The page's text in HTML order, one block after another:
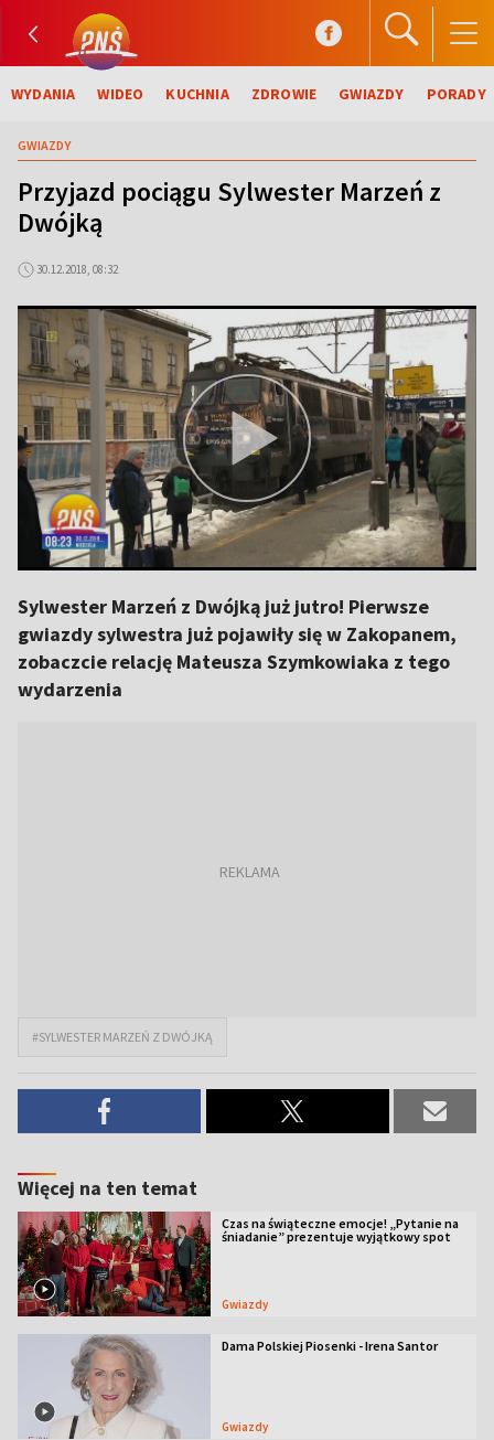
WYDANIA WIDEO KUCHNIA ZDROWIE GWIAZDY PORADY
GWIAZDY
Przyjazd pociągu Sylwester Marzeń z
Dwójką
30.12.2018, 08:32
Sylwester Marzeń z Dwójką już jutro! Pierwsze
gwiazdy sylwestra już pojawiły się w Zakopanem,
zobaczcie relację Mateusza Szymkowiaka z tego
wydarzenia
#SYLWESTER MARZEŃ Z DWÓJKĄ
Więcej na ten temat
Czas na świąteczne emocje! „Pytanie na
śniadanie” prezentuje wyjątkowy spot
Gwiazdy
Dama Polskiej Piosenki - Irena Santor
Gwiazdy